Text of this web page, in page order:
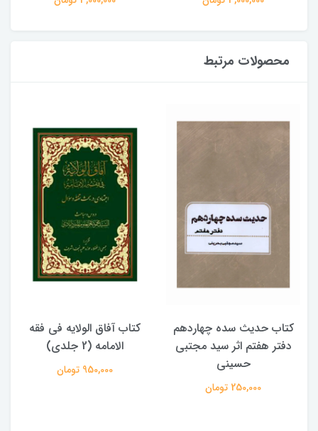
محصولات مرتبط
کتاب حدیث سده چهاردهم
دفتر هفتم اثر سید مجتبی
حسینی
250,000 تومان
کتاب آفاق الولایه فی فقه
الامامه (2 جلدی)
950,000 تومان